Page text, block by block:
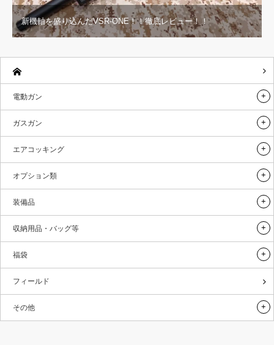
新機軸を盛り込んだVSR-ONE！！徹底レビュー！！
電動ガン
ガスガン
エアコッキング
オプション類
装備品
収納用品・バッグ等
福袋
フィールド
その他